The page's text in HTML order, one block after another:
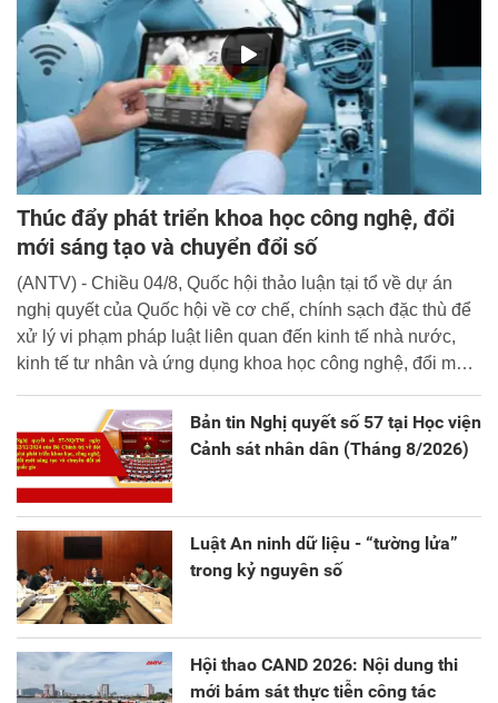
Thúc đẩy phát triển khoa học công nghệ, đổi
mới sáng tạo và chuyển đổi số
(ANTV) - Chiều 04/8, Quốc hội thảo luận tại tổ về dự án
nghị quyết của Quốc hội về cơ chế, chính sạch đặc thù để
xử lý vi phạm pháp luật liên quan đến kinh tế nhà nước,
kinh tế tư nhân và ứng dụng khoa học công nghệ, đổi mới
Bản tin Nghị quyết số 57 tại Học viện
Cảnh sát nhân dân (Tháng 8/2026)
Luật An ninh dữ liệu - “tường lửa”
trong kỷ nguyên số
Hội thao CAND 2026: Nội dung thi
mới bám sát thực tiễn công tác